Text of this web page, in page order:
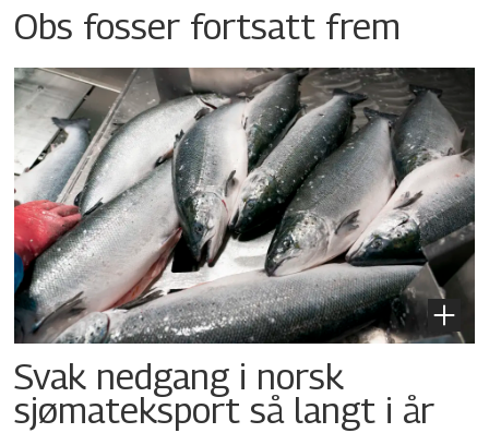
Obs fosser fortsatt frem
Svak nedgang i norsk
sjømateksport så langt i år